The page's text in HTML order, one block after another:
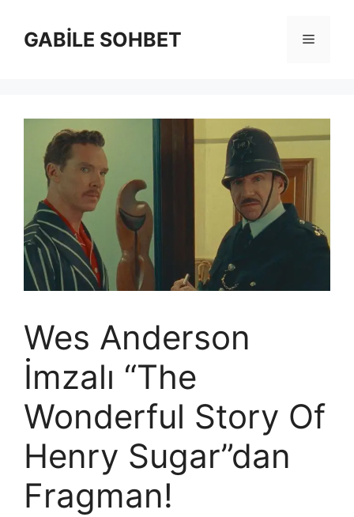
GABİLE SOHBET Menü
Wes Anderson
İmzalı “The
Wonderful Story Of
Henry Sugar”dan
Fragman!